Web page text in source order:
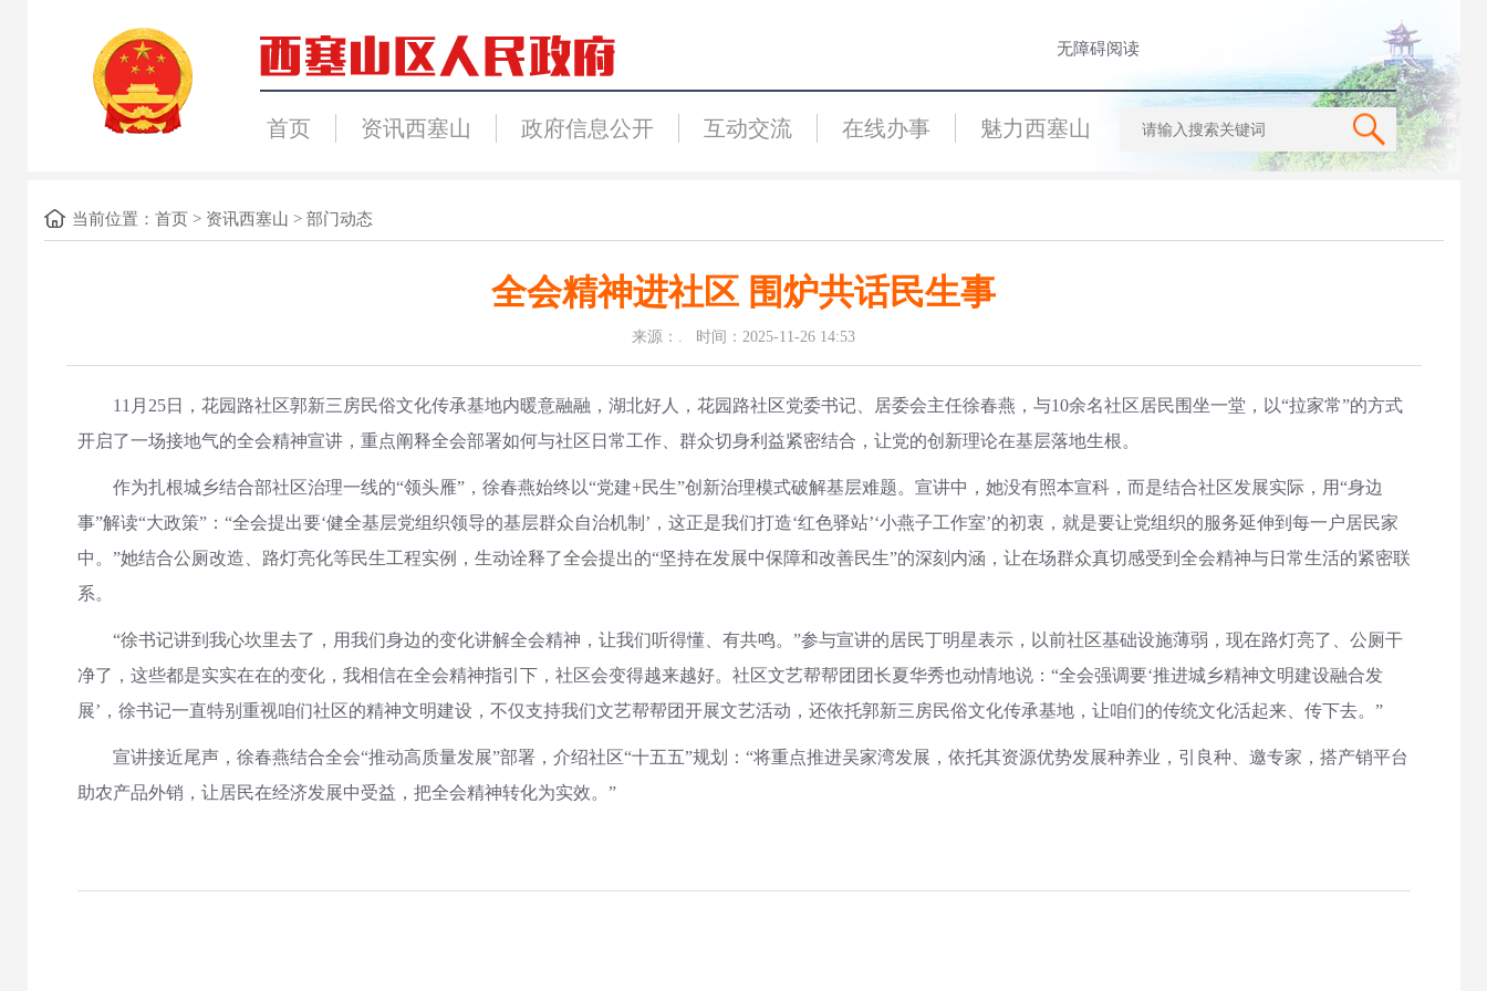
无障碍阅读
首页 资讯西塞山 政府信息公开 互动交流 在线办事 魅力西塞山
当前位置： 首页> 资讯西塞山 > 部门动态
全会精神进社区 围炉共话民生事
来源：. 时间：2025-11-26 14:53
11月25日，花园路社区郭新三房民俗文化传承基地内暖意融融，湖北好人，花园路社区党委书记、居委会主任徐春燕，与10余名社区居民围坐一堂，以“拉家常”的方式
开启了一场接地气的全会精神宣讲，重点阐释全会部署如何与社区日常工作、群众切身利益紧密结合，让党的创新理论在基层落地生根。
作为扎根城乡结合部社区治理一线的“领头雁”，徐春燕始终以“党建+民生”创新治理模式破解基层难题。宣讲中，她没有照本宣科，而是结合社区发展实际，用“身边
事”解读“大政策”：“全会提出要‘健全基层党组织领导的基层群众自治机制’，这正是我们打造‘红色驿站’‘小燕子工作室’的初衷，就是要让党组织的服务延伸到每一户居民家
中。”她结合公厕改造、路灯亮化等民生工程实例，生动诠释了全会提出的“坚持在发展中保障和改善民生”的深刻内涵，让在场群众真切感受到全会精神与日常生活的紧密联
系。
“徐书记讲到我心坎里去了，用我们身边的变化讲解全会精神，让我们听得懂、有共鸣。”参与宣讲的居民丁明星表示，以前社区基础设施薄弱，现在路灯亮了、公厕干
净了，这些都是实实在在的变化，我相信在全会精神指引下，社区会变得越来越好。社区文艺帮帮团团长夏华秀也动情地说：“全会强调要‘推进城乡精神文明建设融合发
展’，徐书记一直特别重视咱们社区的精神文明建设，不仅支持我们文艺帮帮团开展文艺活动，还依托郭新三房民俗文化传承基地，让咱们的传统文化活起来、传下去。”
宣讲接近尾声，徐春燕结合全会“推动高质量发展”部署，介绍社区“十五五”规划：“将重点推进吴家湾发展，依托其资源优势发展种养业，引良种、邀专家，搭产销平台
助农产品外销，让居民在经济发展中受益，把全会精神转化为实效。”